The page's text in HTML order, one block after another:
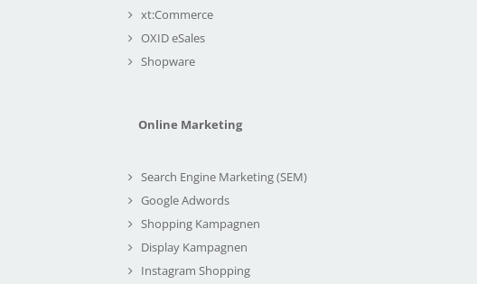
xt:Commerce
OXID eSales
Shopware
Online Marketing
Search Engine Marketing (SEM)
Google Adwords
Shopping Kampagnen
Display Kampagnen
Instagram Shopping